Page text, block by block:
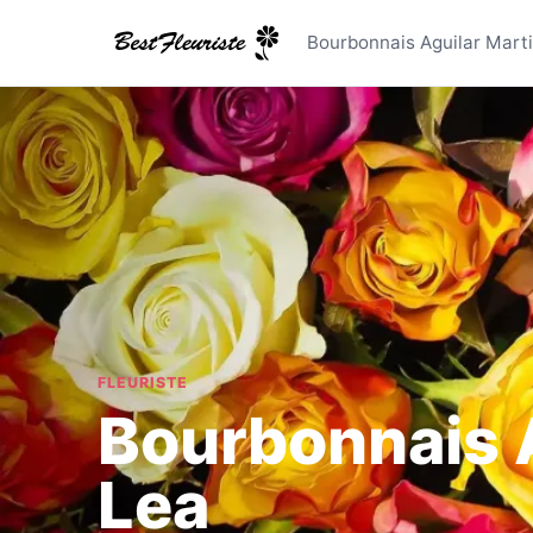
Bourbonnais Aguilar
FLEURISTE
Bourbonnais
Lea